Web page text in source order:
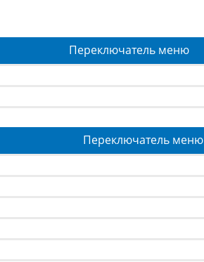
Переключатель меню
Переключатель меню